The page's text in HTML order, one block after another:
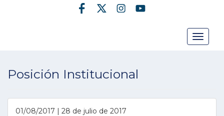
Toggle
Posición Institucional
01/08/2017 | 28 de julio de 2017